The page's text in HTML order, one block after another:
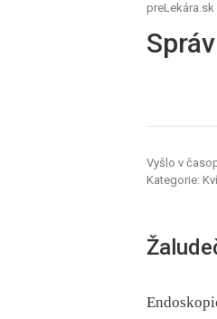
preLekára.sk
Vyšlo v
Kategorie: